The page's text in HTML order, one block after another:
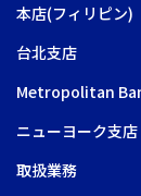
本店(フィリピン)
台北支店
Metropolitan
ニューヨーク支店
取扱業務